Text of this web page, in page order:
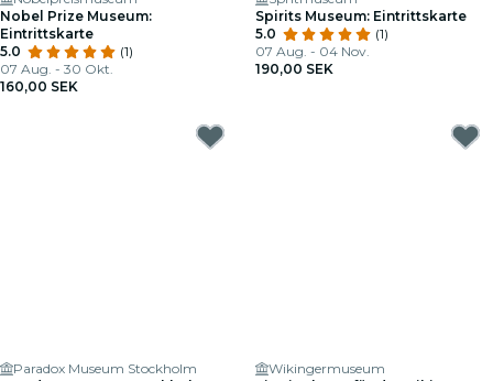
Nobel Prize Museum:
Eintrittskarte
5.0
(1)
07 Aug. - 30 Okt.
160,00 SEK
Spirits Museum: Eintrittskarte
5.0
(1)
07 Aug. - 04 Nov.
190,00 SEK
Paradox Museum Stockholm
Wikingermuseum